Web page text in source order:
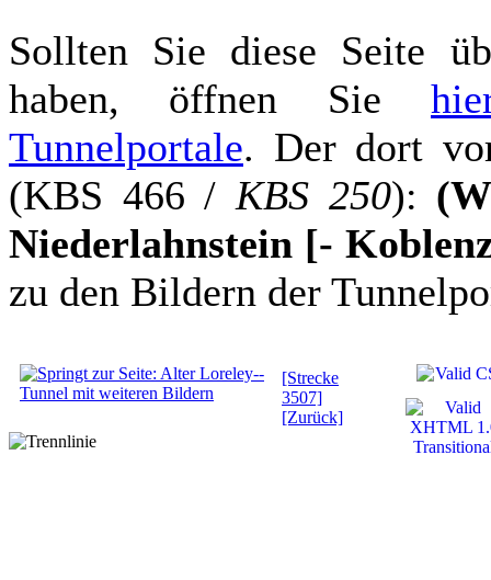
Sollten Sie diese Seite
haben, öffnen Sie
Tunnelportale. Der dort
(KBS 466 / KBS 250):
Niederlahnstein [-
zu den Bildern der
[Strecke
3507]
[Zurück]